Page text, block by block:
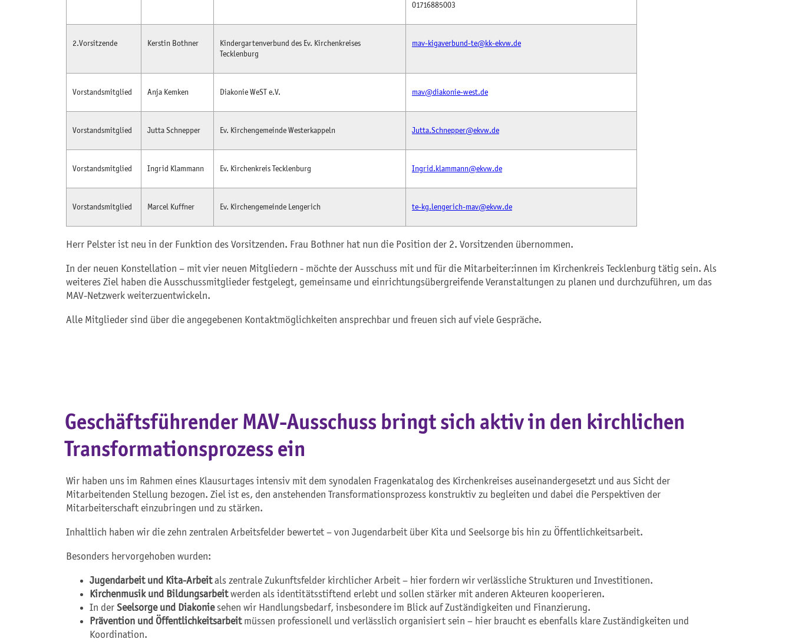
01716885003
2.Vorsitzende Kerstin Bothner
Kindergartenverbund des Ev. Kirchenkreises
Tecklenburg
mav-kigaverbund-te@kk-ekvw.de
Vorstandsmitglied Anja Kemken Diakonie WeST e.V. mav@diakonie-west.de
Vorstandsmitglied Jutta Schnepper Ev. Kirchengemeinde Westerkappeln Jutta.Schnepper@ekvw.de
Vorstandsmitglied Ingrid Klammann Ev. Kirchenkreis Tecklenburg Ingrid.klammann@ekvw.de
Vorstandsmitglied Marcel Kuffner Ev. Kirchengemeinde Lengerich te-kg.lengerich-mav@ekvw.de
Herr Pelster ist neu in der Funktion des Vorsitzenden. Frau Bothner hat nun die Position der 2. Vorsitzenden übernommen.
In der neuen Konstellation – mit vier neuen Mitgliedern - möchte der Ausschuss mit und für die Mitarbeiter:innen im Kirchenkreis Tecklenburg tätig sein. Als
weiteres Ziel haben die Ausschussmitglieder festgelegt, gemeinsame und einrichtungsübergreifende Veranstaltungen zu planen und durchzuführen, um das
MAV-Netzwerk weiterzuentwickeln.
Alle Mitglieder sind über die angegebenen Kontaktmöglichkeiten ansprechbar und freuen sich auf viele Gespräche.
Geschäftsführender MAV-Ausschuss bringt sich aktiv in den kirchlichen
Transformationsprozess ein
Wir haben uns im Rahmen eines Klausurtages intensiv mit dem synodalen Fragenkatalog des Kirchenkreises auseinandergesetzt und aus Sicht der
Mitarbeitenden Stellung bezogen. Ziel ist es, den anstehenden Transformationsprozess konstruktiv zu begleiten und dabei die Perspektiven der
Mitarbeiterschaft einzubringen und zu stärken.
Inhaltlich haben wir die zehn zentralen Arbeitsfelder bewertet – von Jugendarbeit über Kita und Seelsorge bis hin zu Öffentlichkeitsarbeit.
Besonders hervorgehoben wurden:
Jugendarbeit und Kita-Arbeitals zentrale Zukunftsfelder kirchlicher Arbeit – hier fordern wir verlässliche Strukturen und Investitionen.
Kirchenmusik und Bildungsarbeitwerden als identitätsstiftend erlebt und sollen stärker mit anderen Akteuren kooperieren.
In der Seelsorge und Diakoniesehen wir Handlungsbedarf, insbesondere im Blick auf Zuständigkeiten und Finanzierung.
Prävention und Öffentlichkeitsarbeitmüssen professionell und verlässlich organisiert sein – hier braucht es ebenfalls klare Zuständigkeiten und
Koordination.